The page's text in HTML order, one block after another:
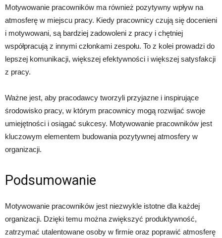
Motywowanie pracowników ma również pozytywny wpływ na
atmosferę w miejscu pracy. Kiedy pracownicy czują się docenieni
i motywowani, są bardziej zadowoleni z pracy i chętniej
współpracują z innymi członkami zespołu. To z kolei prowadzi do
lepszej komunikacji, większej efektywności i większej satysfakcji
z pracy.
Ważne jest, aby pracodawcy tworzyli przyjazne i inspirujące
środowisko pracy, w którym pracownicy mogą rozwijać swoje
umiejętności i osiągać sukcesy. Motywowanie pracowników jest
kluczowym elementem budowania pozytywnej atmosfery w
organizacji.
Podsumowanie
Motywowanie pracowników jest niezwykle istotne dla każdej
organizacji. Dzięki temu można zwiększyć produktywność,
zatrzymać utalentowane osoby w firmie oraz poprawić atmosferę